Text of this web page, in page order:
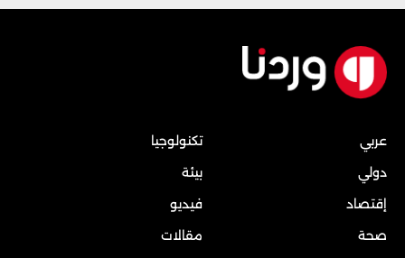
عربي
دولي
إقتصاد
صحة
تكنولوجيا
بيئة
فيديو
مقالات